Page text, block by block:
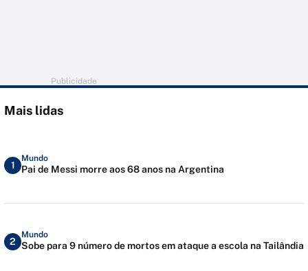
Publicidade
Mais lidas
1
Mundo
Pai de Messi morre aos 68 anos na Argentina
2
Mundo
Sobe para 9 número de mortos em ataque a escola na Tailândia